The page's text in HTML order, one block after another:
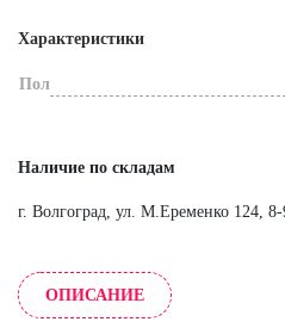
Характеристики
Пол
Наличие по складам
г. Волгоград, ул. М.Еременко 124,
ОПИСАНИЕ